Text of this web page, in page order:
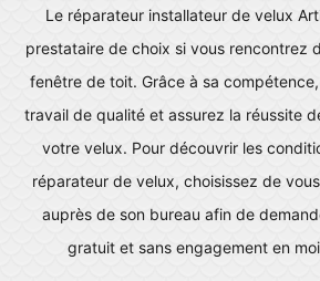
Le réparateur installateur de velux
prestataire de choix si vous rencontrez
fenêtre de toit. Grâce à sa
travail de qualité et assurez la réussite
votre velux. Pour découvrir les
réparateur de velux, choisissez de
auprès de son bureau afin de
gratuit et sans engagement en